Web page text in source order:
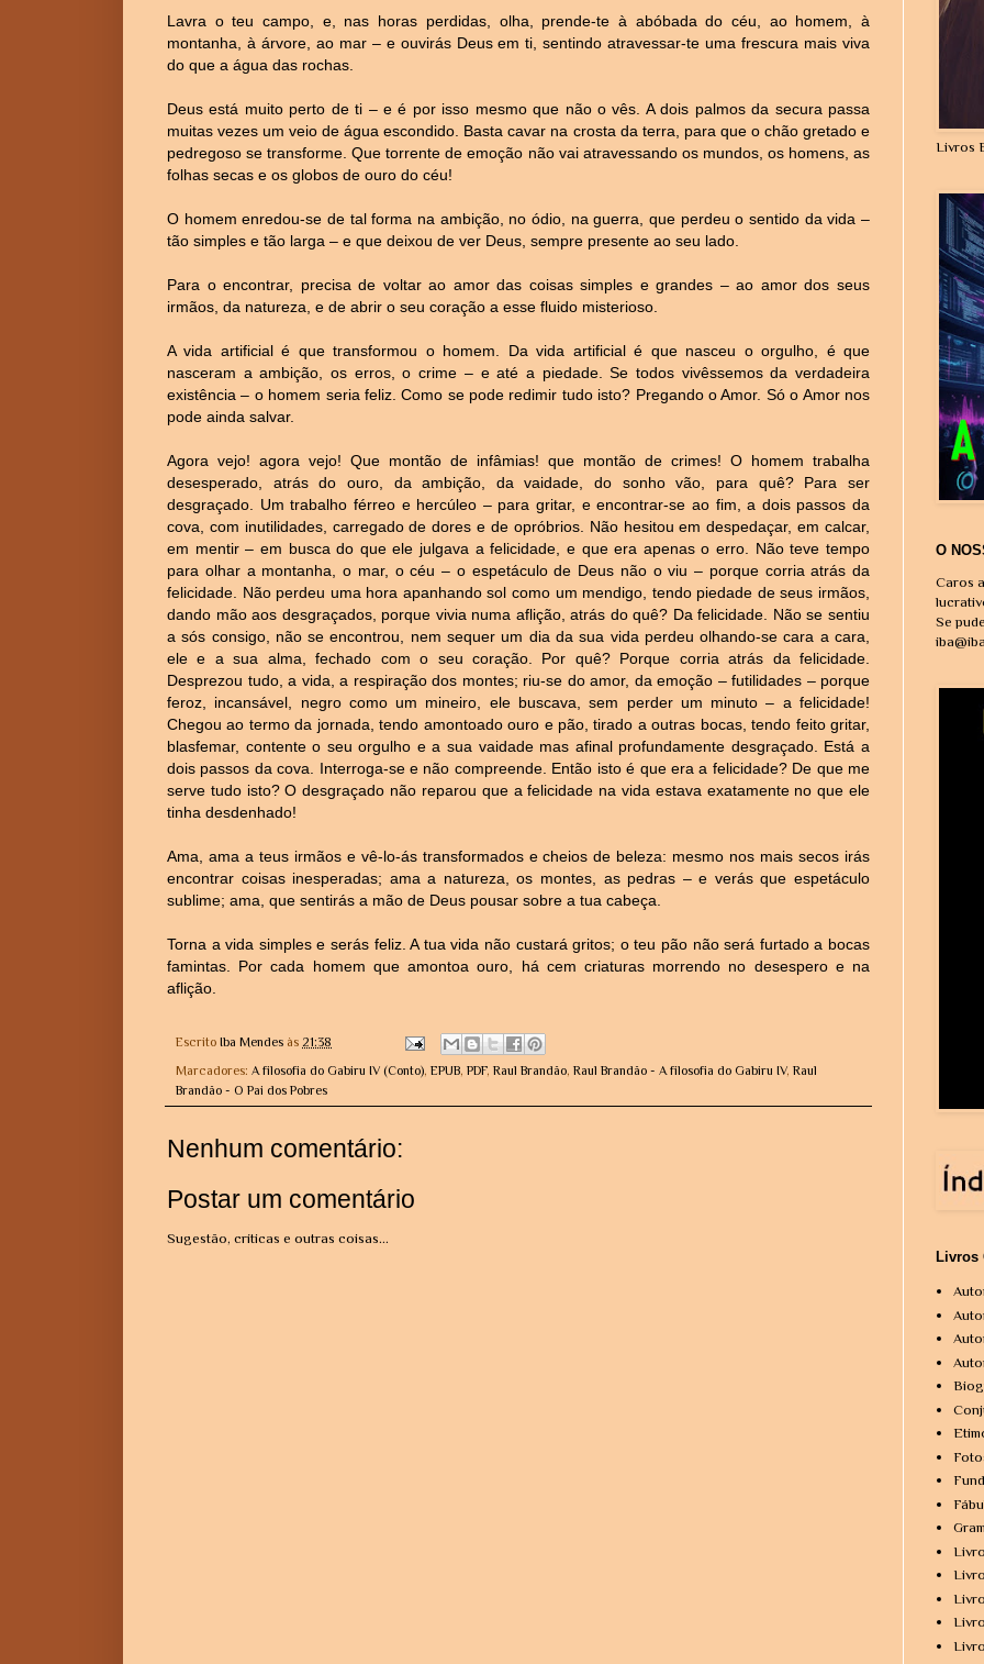
Lavra o teu campo, e, nas horas perdidas, olha, prende-te à abóbada do céu, ao homem, à
montanha, à árvore, ao mar – e ouvirás Deus em ti, sentindo atravessar-te uma frescura mais viva
do que a água das rochas.
Deus está muito perto de ti – e é por isso mesmo que não o vês. A dois palmos da secura passa
muitas vezes um veio de água escondido. Basta cavar na crosta da terra, para que o chão gretado e
pedregoso se transforme. Que torrente de emoção não vai atravessando os mundos, os homens, as
folhas secas e os globos de ouro do céu!
O homem enredou-se de tal forma na ambição, no ódio, na guerra, que perdeu o sentido da vida –
tão simples e tão larga – e que deixou de ver Deus, sempre presente ao seu lado.
Para o encontrar, precisa de voltar ao amor das coisas simples e grandes – ao amor dos seus
irmãos, da natureza, e de abrir o seu coração a esse fluido misterioso.
A vida artificial é que transformou o homem. Da vida artificial é que nasceu o orgulho, é que
nasceram a ambição, os erros, o crime – e até a piedade. Se todos vivêssemos da verdadeira
existência – o homem seria feliz. Como se pode redimir tudo isto? Pregando o Amor. Só o Amor nos
pode ainda salvar.
Agora vejo! agora vejo! Que montão de infâmias! que montão de crimes! O homem trabalha
desesperado, atrás do ouro, da ambição, da vaidade, do sonho vão, para quê? Para ser
desgraçado. Um trabalho férreo e hercúleo – para gritar, e encontrar-se ao fim, a dois passos da
cova, com inutilidades, carregado de dores e de opróbrios. Não hesitou em despedaçar, em calcar,
em mentir – em busca do que ele julgava a felicidade, e que era apenas o erro. Não teve tempo
para olhar a montanha, o mar, o céu – o espetáculo de Deus não o viu – porque corria atrás da
felicidade. Não perdeu uma hora apanhando sol como um mendigo, tendo piedade de seus irmãos,
dando mão aos desgraçados, porque vivia numa aflição, atrás do quê? Da felicidade. Não se sentiu
a sós consigo, não se encontrou, nem sequer um dia da sua vida perdeu olhando-se cara a cara,
ele e a sua alma, fechado com o seu coração. Por quê? Porque corria atrás da felicidade.
Desprezou tudo, a vida, a respiração dos montes; riu-se do amor, da emoção – futilidades – porque
feroz, incansável, negro como um mineiro, ele buscava, sem perder um minuto – a felicidade!
Chegou ao termo da jornada, tendo amontoado ouro e pão, tirado a outras bocas, tendo feito gritar,
blasfemar, contente o seu orgulho e a sua vaidade mas afinal profundamente desgraçado. Está a
dois passos da cova. Interroga-se e não compreende. Então isto é que era a felicidade? De que me
serve tudo isto? O desgraçado não reparou que a felicidade na vida estava exatamente no que ele
tinha desdenhado!
Ama, ama a teus irmãos e vê-lo-ás transformados e cheios de beleza: mesmo nos mais secos irás
encontrar coisas inesperadas; ama a natureza, os montes, as pedras – e verás que espetáculo
sublime; ama, que sentirás a mão de Deus pousar sobre a tua cabeça.
Torna a vida simples e serás feliz. A tua vida não custará gritos; o teu pão não será furtado a bocas
famintas. Por cada homem que amontoa ouro, há cem criaturas morrendo no desespero e na
aflição.
Escrito Iba Mendes às 21:38
Marcadores: A filosofia do Gabiru IV (Conto), EPUB, PDF, Raul Brandão, Raul Brandão - A filosofia do Gabiru IV, Raul
Brandão - O Pai dos Pobres
Nenhum comentário:
Postar um comentário
Sugestão, críticas e outras coisas...
Livros
O
Caros
Se
Livros